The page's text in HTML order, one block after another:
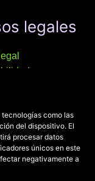
como las
del dispositivo. El
procesar datos
únicos en este
negativamente a
legales
de privacidad